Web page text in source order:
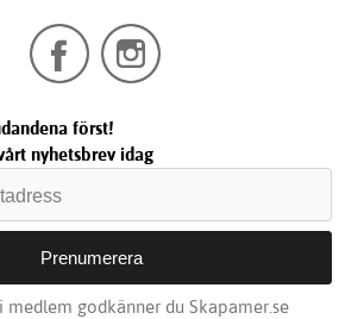
först!
nyhetsbrev idag
godkänner du Skapamer.se